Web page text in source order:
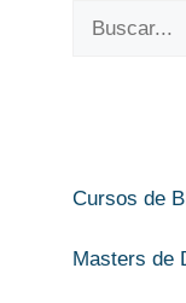
Cursos de
Masters de